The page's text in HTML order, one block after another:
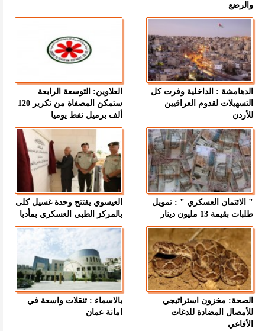
والرضع
الدهامشة : الداخلية وفرت كل
التسهيلات لقدوم العراقيين
للأردن
العلاوين: التوسعة الرابعة
ستمكن المصفاة من تكرير 120
ألف برميل نفط يوميا
" الائتمان العسكري " : تمويل
طلبات بقيمة 13 مليون دينار
العيسوي يفتتح وحدة غسيل كلى
بالمركز الطبي العسكري بمأدبا
الصحة: مخزون استراتيجي
للأمصال المضادة للدغات
الأفاعي
بالاسماء : تنقلات واسعة في
امانة عمان